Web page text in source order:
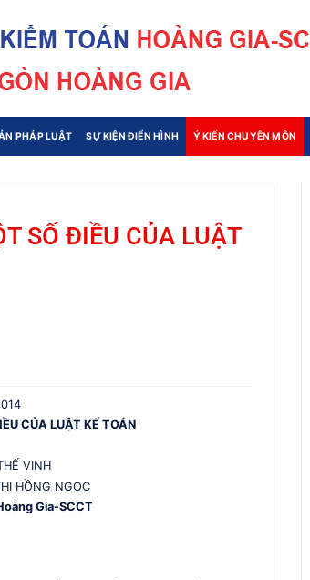
PHÁP LUẬT SỰ KIỆN ĐIỂN HÌNH Ý KIẾN CHUYÊN MÔN
SỐ ĐIỀU CỦA LUẬT
CỦA LUẬT KẾ TOÁN
VINH
NGỌC
Gia-SCCT